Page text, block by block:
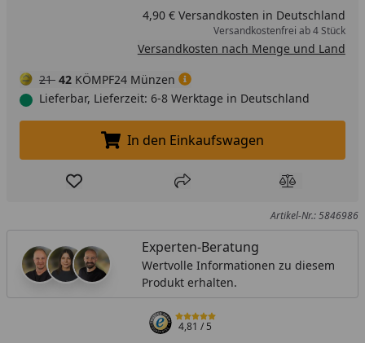
4,90 € Versandkosten in Deutschland
Versandkostenfrei ab 4 Stück
Versandkosten nach Menge und Land
21 42 KÖMPF24 Münzen
Lieferbar, Lieferzeit: 6-8 Werktage in Deutschland
In den Einkaufswagen legen
In den Einkaufswagen
Produkt zur Wunschliste hinzufügen
Teilen Produkt
Artikel-Nr.: 5846986
Experten-Beratung
Wertvolle Informationen zu diesem
Produkt erhalten.
4,81/ 5